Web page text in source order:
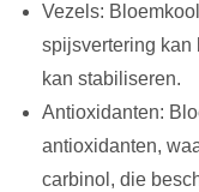
Vezels:
spijsvertering kan
kan stabiliseren.
Antioxidanten:
antioxidanten,
carbinol, die